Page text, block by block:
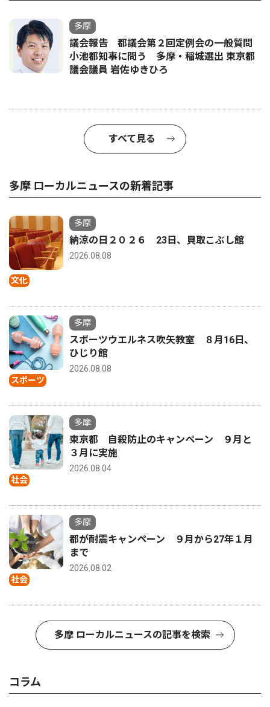
多摩
議会報告 都議会第２回定例会の一般質問
小池都知事に問う 多摩・稲城選出 東京都
議会議員 岩佐ゆきひろ
すべて見る
多摩 ローカルニュースの新着記事
文化
多摩
納涼の日２０２６ 23日、貝取こぶし館
2026.08.08
スポーツ
多摩
スポーツウエルネス吹矢教室 ８月16日、
ひじり館
2026.08.08
社会
多摩
東京都 自殺防止のキャンペーン ９月と
３月に実施
2026.08.04
社会
多摩
都が耐震キャンペーン ９月から27年１月
まで
2026.08.02
多摩 ローカルニュースの記事を検索
コラム